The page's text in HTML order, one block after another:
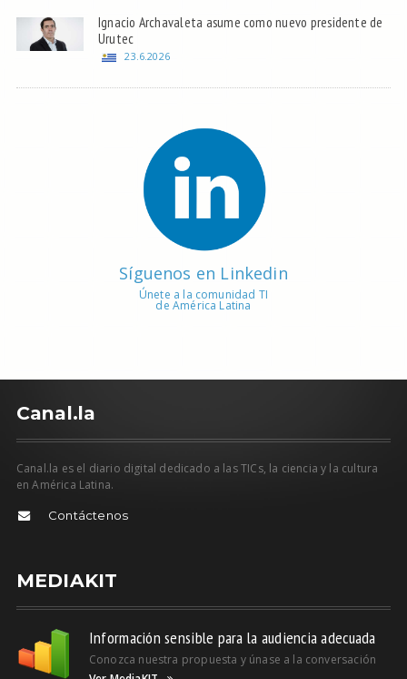
Ignacio Archavaleta asume como nuevo presidente de
Urutec
23.6.2026
Síguenos en Linkedin
Únete a la comunidad TI
de América Latina
Canal.la
Canal.la es el diario digital dedicado a las TICs, la ciencia y la cultura
en América Latina.
Contáctenos
MEDIAKIT
Información sensible para la audiencia adecuada
Conozca nuestra propuesta y únase a la conversación